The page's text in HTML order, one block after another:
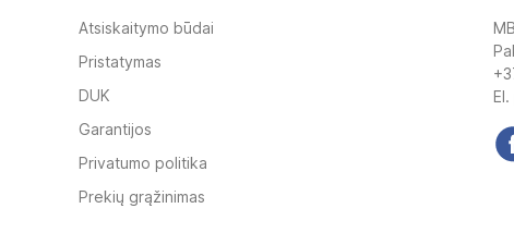
Atsiskaitymo būdai
Pristatymas
DUK
Garantijos
Privatumo politika
Prekių grąžinimas